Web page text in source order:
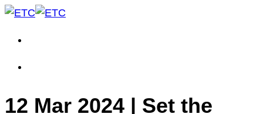
12 Mar 2024 | Set the